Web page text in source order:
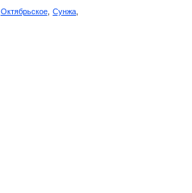
Октябрьское,Сунжа